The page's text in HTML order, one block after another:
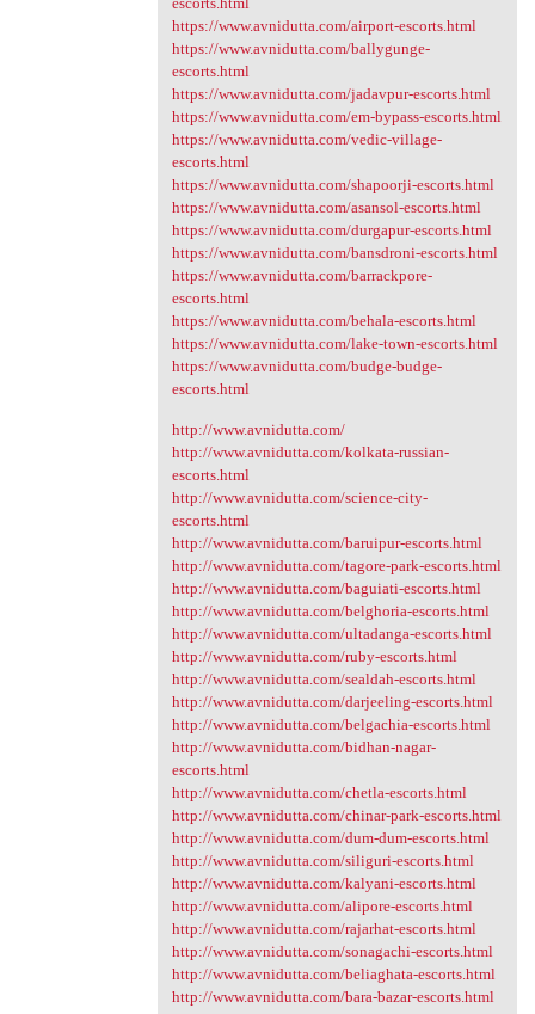
https://www.avnidutta.com/airport-escorts.html
https://www.avnidutta.com/ballygunge-
escorts.html
https://www.avnidutta.com/jadavpur-escorts.html
https://www.avnidutta.com/em-bypass-escorts.html
https://www.avnidutta.com/vedic-village-
escorts.html
https://www.avnidutta.com/shapoorji-escorts.html
https://www.avnidutta.com/asansol-escorts.html
https://www.avnidutta.com/durgapur-escorts.html
https://www.avnidutta.com/bansdroni-escorts.html
https://www.avnidutta.com/barrackpore-
escorts.html
https://www.avnidutta.com/behala-escorts.html
https://www.avnidutta.com/lake-town-escorts.html
https://www.avnidutta.com/budge-budge-
escorts.html
http://www.avnidutta.com/
http://www.avnidutta.com/kolkata-russian-
escorts.html
http://www.avnidutta.com/science-city-
escorts.html
http://www.avnidutta.com/baruipur-escorts.html
http://www.avnidutta.com/tagore-park-escorts.html
http://www.avnidutta.com/baguiati-escorts.html
http://www.avnidutta.com/belghoria-escorts.html
http://www.avnidutta.com/ultadanga-escorts.html
http://www.avnidutta.com/ruby-escorts.html
http://www.avnidutta.com/sealdah-escorts.html
http://www.avnidutta.com/darjeeling-escorts.html
http://www.avnidutta.com/belgachia-escorts.html
http://www.avnidutta.com/bidhan-nagar-
escorts.html
http://www.avnidutta.com/chetla-escorts.html
http://www.avnidutta.com/chinar-park-escorts.html
http://www.avnidutta.com/dum-dum-escorts.html
http://www.avnidutta.com/siliguri-escorts.html
http://www.avnidutta.com/kalyani-escorts.html
http://www.avnidutta.com/alipore-escorts.html
http://www.avnidutta.com/rajarhat-escorts.html
http://www.avnidutta.com/sonagachi-escorts.html
http://www.avnidutta.com/beliaghata-escorts.html
http://www.avnidutta.com/bara-bazar-escorts.html